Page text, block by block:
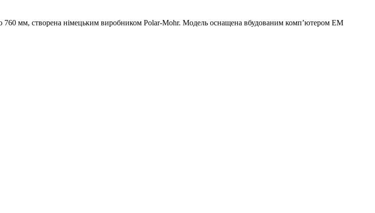
760 мм, створена німецьким виробником Polar-Mohr. Модель оснащена вбудованим комп’ютером EM